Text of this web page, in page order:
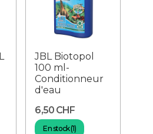
JBL Biotopol
100 ml-
Conditionneur
d'eau
6,50 CHF
En stock (1)